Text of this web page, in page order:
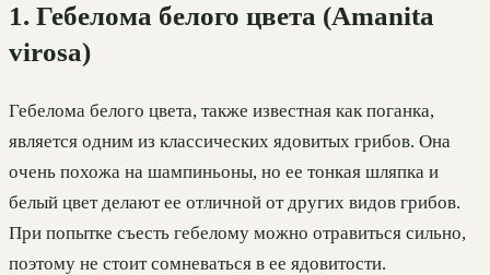
1. Гебелома белого цвета (Amanita
virosa)
Гебелома белого цвета, также известная как поганка,
является одним из классических ядовитых грибов. Она
очень похожа на шампиньоны, но ее тонкая шляпка и
белый цвет делают ее отличной от других видов грибов.
При попытке съесть гебелому можно отравиться сильно,
поэтому не стоит сомневаться в ее ядовитости.